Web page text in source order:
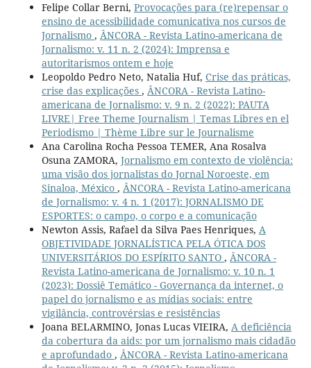
Felipe Collar Berni, Provocações para (re)repensar o
ensino de acessibilidade comunicativa nos cursos de
Jornalismo , ÂNCORA - Revista Latino-americana de
Jornalismo: v. 11 n. 2 (2024): Imprensa e
autoritarismos ontem e hoje
Leopoldo Pedro Neto, Natalia Huf, Crise das práticas,
crise das explicações , ÂNCORA - Revista Latino-
americana de Jornalismo: v. 9 n. 2 (2022): PAUTA
LIVRE| Free Theme Journalism | Temas Libres en el
Periodismo | Thème Libre sur le Journalisme
Ana Carolina Rocha Pessoa TEMER, Ana Rosalva
Osuna ZAMORA, Jornalismo em contexto de violência:
uma visão dos jornalistas do Jornal Noroeste, em
Sinaloa, México , ÂNCORA - Revista Latino-americana
de Jornalismo: v. 4 n. 1 (2017): JORNALISMO DE
ESPORTES: o campo, o corpo e a comunicação
Newton Assis, Rafael da Silva Paes Henriques, A
OBJETIVIDADE JORNALÍSTICA PELA ÓTICA DOS
UNIVERSITÁRIOS DO ESPÍRITO SANTO , ÂNCORA -
Revista Latino-americana de Jornalismo: v. 10 n. 1
(2023): Dossiê Temático - Governança da internet, o
papel do jornalismo e as mídias sociais: entre
vigilância, controvérsias e resistências
Joana BELARMINO, Jonas Lucas VIEIRA, A deficiência
da cobertura da aids: por um jornalismo mais cidadão
e aprofundado , ÂNCORA - Revista Latino-americana